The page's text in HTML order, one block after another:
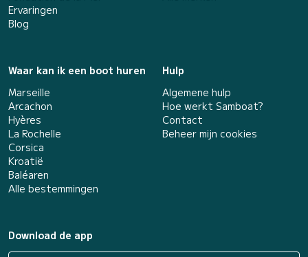
Ervaringen
Blog
Waar kan ik een boot huren
Marseille
Arcachon
Hyères
La Rochelle
Corsica
Kroatië
Baléaren
Alle bestemmingen
Hulp
Algemene hulp
Hoe werkt Samboat?
Contact
Beheer mijn cookies
Download de app